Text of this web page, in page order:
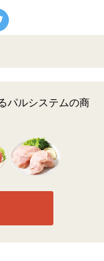
でシェアする
パルシステムの商